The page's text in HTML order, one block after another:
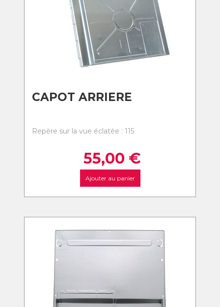
CAPOT ARRIERE
Repère sur la vue éclatée : 115
55,00 €
Ajouter au panier